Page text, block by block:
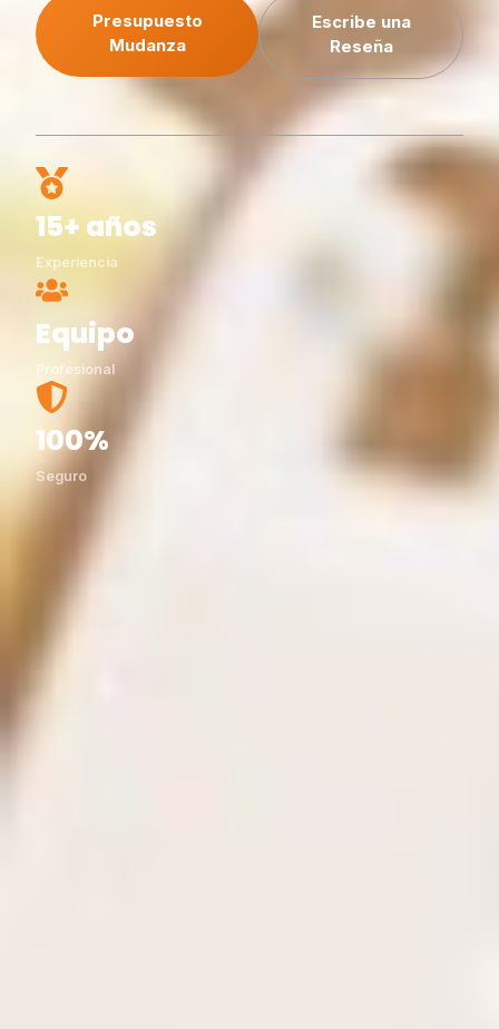
Presupuesto
Mudanza
Escribe una
Reseña
15+ años
Experiencia
Equipo
Profesional
100%
Seguro